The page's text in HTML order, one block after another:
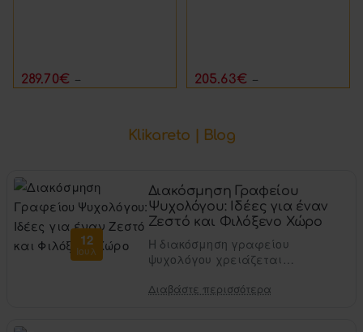
289.70€ 205.63€
Klikareto | Blog
12
Ιουλ
Διακόσμηση Γραφείου
Ψυχολόγου: Ιδέες για έναν
Ζεστό και Φιλόξενο Χώρο
Η διακόσμηση γραφείου
ψυχολόγου χρειάζεται
δείχνει επαγγελματικός,
Διαβάστε περισσότερα